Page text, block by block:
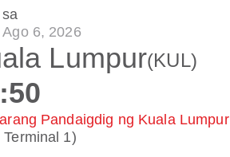
Ago 6, 2026
Lumpur(KUL)
Pandaigdig ng Kuala Lumpur
Terminal 1)